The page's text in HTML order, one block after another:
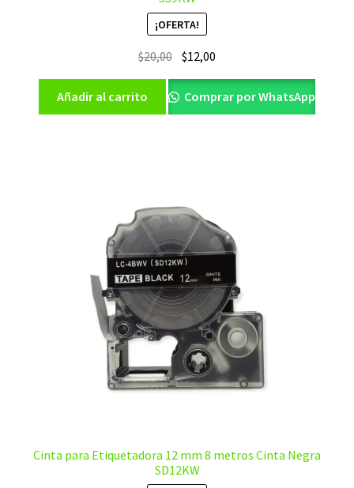
¡OFERTA!
$20,00 El
precio
original
era:
$12,00
precio
actual
es:
Añadir al carrito Comprar por WhatsApp
Cinta para Etiquetadora 12 mm 8 metros Cinta Negra
SD12KW